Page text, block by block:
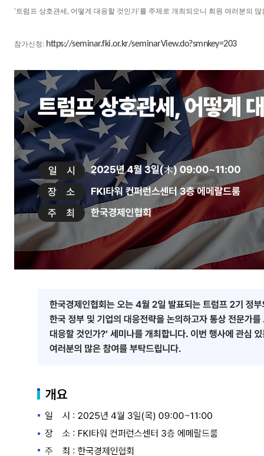
'트럼프 상호관세, 어떻게 대응할 것인가'를 주제로 개최되오니 회원 여러분의
참가신청: https://seminar.fki.or.kr/seminarView.do?smnkey=203